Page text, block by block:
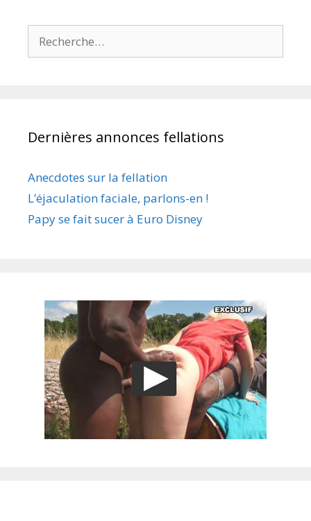
Dernières annonces fellations
Anecdotes sur la fellation
L’éjaculation faciale, parlons-en !
Papy se fait sucer à Euro Disney